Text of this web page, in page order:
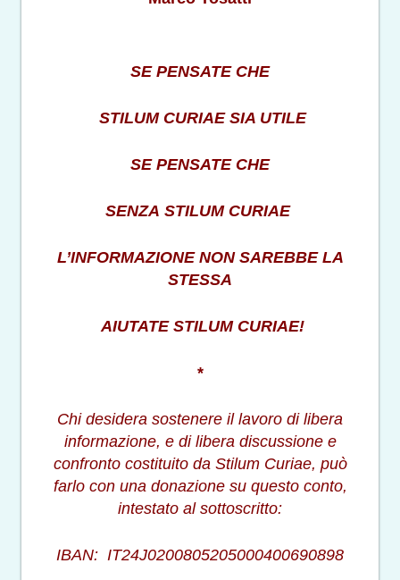
SE PENSATE CHE
STILUM CURIAE SIA UTILE
SE PENSATE CHE
SENZA STILUM CURIAE
L’INFORMAZIONE NON SAREBBE LA
STESSA
AIUTATE STILUM CURIAE!
*
Chi desidera sostenere il lavoro di libera
informazione, e di libera discussione e
confronto costituito da Stilum Curiae, può
farlo con una donazione su questo conto,
intestato al sottoscritto:
IBAN: IT24J0200805205000400690898